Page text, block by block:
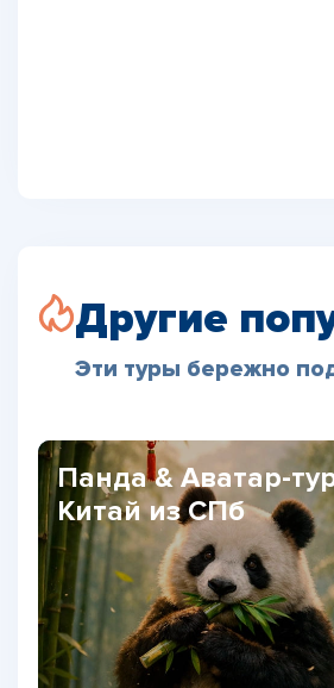
Другие
Эти туры бережно
Панда & Аватар-
Китай из СПб